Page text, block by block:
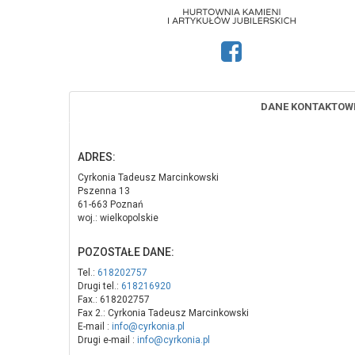
DANE
ADRES:
Cyrkonia Tadeusz Marcinkowski
Pszenna 13
61-663 Poznań
woj.: wielkopolskie
POZOSTAŁE DANE:
Tel.: 618202757
Drugi tel.: 618216920
Fax.: 618202757
Fax 2.: Cyrkonia Tadeusz Marcinkowski
E-mail : info@cyrkonia.pl
Drugi e-mail : info@cyrkonia.pl